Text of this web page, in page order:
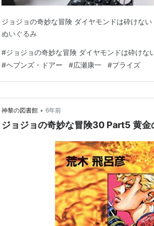
ジョジョの奇妙な冒険 ダイヤモンドは砕けな
ぬいぐるみ
#ジョジョの奇妙な冒険 ダイヤモンドは砕けな
#ヘブンズ・ドアー #広瀬康一 #プライズ
神黎の図書館 • 6年前
ジョジョの奇妙な冒険30 Part5 黄金